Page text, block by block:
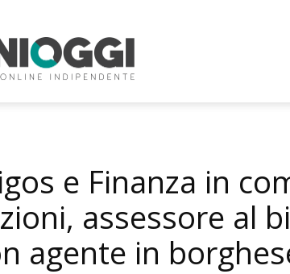
e Finanza in
assessore al
agente in